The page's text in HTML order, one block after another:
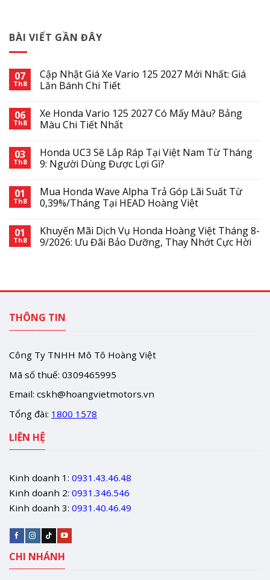
BÀI VIẾT GẦN ĐÂY
07
Th8
Cập Nhật Giá Xe Vario 125 2027 Mới Nhất: Giá
Lăn Bánh Chi Tiết
06
Th8
Xe Honda Vario 125 2027 Có Mấy Màu? Bảng
Màu Chi Tiết Nhất
03
Th8
Honda UC3 Sẽ Lắp Ráp Tại Việt Nam Từ Tháng
9: Người Dùng Được Lợi Gì?
01
Th8
Mua Honda Wave Alpha Trả Góp Lãi Suất Từ
0,39%/Tháng Tại HEAD Hoàng Việt
01
Th8
Khuyến Mãi Dịch Vụ Honda Hoàng Việt Tháng 8-
9/2026: Ưu Đãi Bảo Dưỡng, Thay Nhớt Cực Hời
THÔNG TIN
Công Ty TNHH Mô Tô Hoàng Việt
Mã số thuế: 0309465995
Email: cskh@hoangvietmotors.vn
Tổng đài: 1800 1578
LIÊN HỆ
Kinh doanh 1: 0931.43.46.48
Kinh doanh 2: 0931.346.546
Kinh doanh 3: 0931.40.46.49
CHI NHÁNH